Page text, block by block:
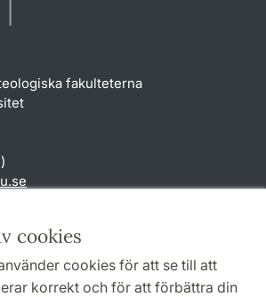
cookies
cookies för att se till att
korrekt och för att förbättra din
fakulteterna
.se
cookies